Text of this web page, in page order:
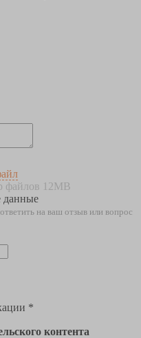
файлов 12MB
данные
на ваш отзыв или вопрос
*
контента